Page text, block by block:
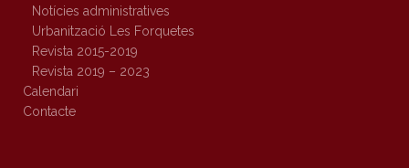
Notícies administratives
Urbanització Les Forquetes
Revista 2015-2019
Revista 2019 – 2023
Calendari
Contacte